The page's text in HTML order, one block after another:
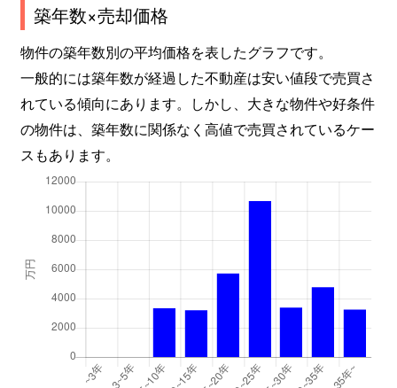
築年数×売却価格
物件の築年数別の平均価格を表したグラフです。
一般的には築年数が経過した不動産は安い値段で売買さ
れている傾向にあります。しかし、大きな物件や好条件
の物件は、築年数に関係なく高値で売買されているケー
スもあります。